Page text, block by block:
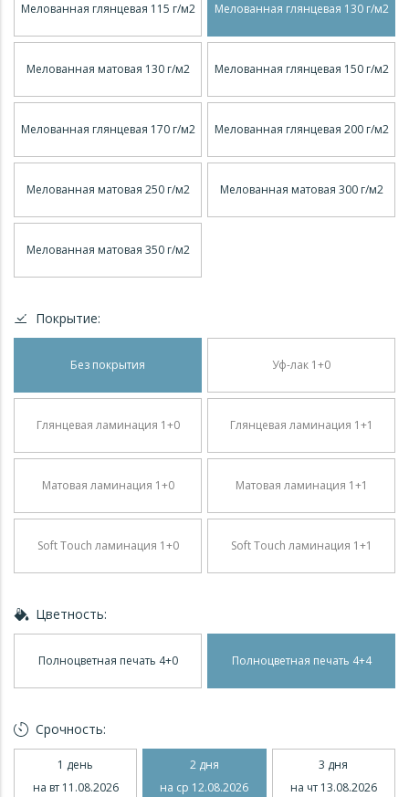
Мелованная глянцевая 115 г/м2 Мелованная глянцевая 130 г/м2
Мелованная матовая 130 г/м2 Мелованная глянцевая 150 г/м2
Мелованная глянцевая 170 г/м2 Мелованная глянцевая 200 г/м2
Мелованная матовая 250 г/м2 Мелованная матовая 300 г/м2
Мелованная матовая 350 г/м2
Покрытие:
Без покрытия Уф-лак 1+0
Глянцевая ламинация 1+0 Глянцевая ламинация 1+1
Матовая ламинация 1+0 Матовая ламинация 1+1
Soft Touch ламинация 1+0 Soft Touch ламинация 1+1
Цветность:
Полноцветная печать 4+0 Полноцветная печать 4+4
Срочность:
1 день
на вт 11.08.2026
2 дня
на ср 12.08.2026
3 дня
на чт 13.08.2026